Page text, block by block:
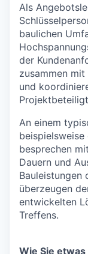
Als
baulichen
der
zusammen
und
An einem
besprechen
Dauern und
Bauleistungen
überzeugen
entwickelten
Treffens.
Wie Sie